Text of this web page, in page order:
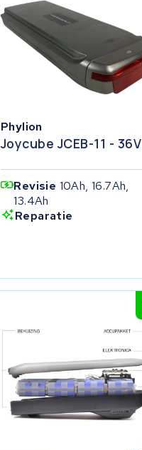
Phylion
Joycube JCEB-11 - 36V
Revisie 10Ah, 16.7Ah,
13.4Ah
Reparatie